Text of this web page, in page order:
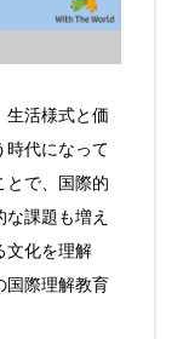
生活様式と価
時代になって
とで、国際的
課題も増え
文化を理解
国際理解教育